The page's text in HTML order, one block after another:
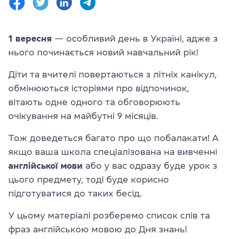
(063) 580 11 00
(098) 580 11 00
Дивитись на Google Maps
1 вересня — особливий день в Україні, адже з
нього починається новий навчальний рік!
Діти та вчителі повертаються з літніх канікул,
обмінюються історіями про відпочинок,
вітають одне одного та обговорюють
очікування на майбутні 9 місяців.
Тож доведеться багато про що побалакати! А
якщо ваша школа спеціалізована на вивченні
англійської мови або у вас одразу буде урок з
цього предмету, тоді буде корисно
підготуватися до таких бесід.
У цьому матеріалі розберемо список слів та
фраз англійською мовою до Дня знань!